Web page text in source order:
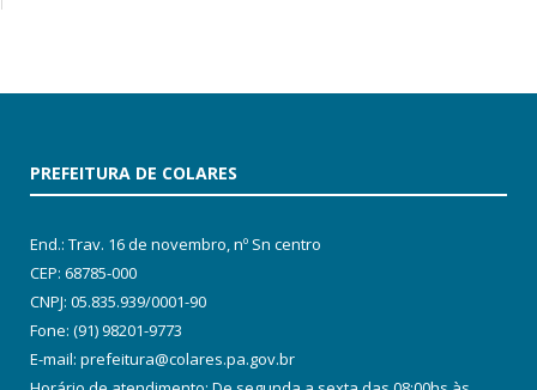
PREFEITURA DE COLARES
End.: Trav. 16 de novembro, nº Sn centro
CEP: 68785-000
CNPJ: 05.835.939/0001-90
Fone: (91) 98201-9773
E-mail: prefeitura@colares.pa.gov.br